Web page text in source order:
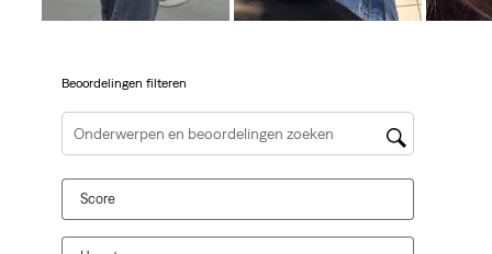
je
Beoordelingen filteren
Onderwerpen en beoordelingen zoeken per regio
Score